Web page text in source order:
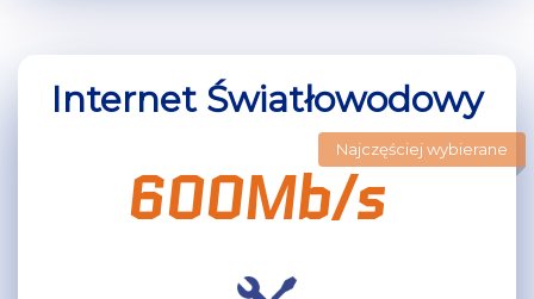
Najczęściej wybierane
Internet Światłowodowy
600Mb/s